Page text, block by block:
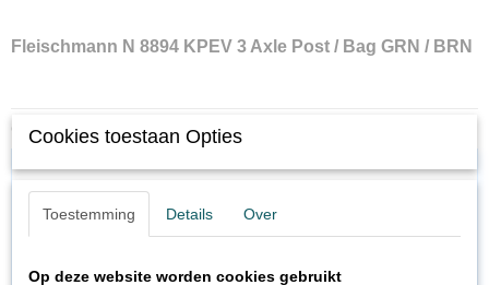
Fleischmann N 8894 KPEV 3 Axle Post / Bag GRN / BRN
Ook interessant
Cookies toestaan Opties
Toestemming Details Over
Op deze website worden cookies gebruikt